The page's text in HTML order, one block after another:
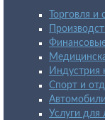
Торговля и
Индустрия
Спорт и
Услуги для